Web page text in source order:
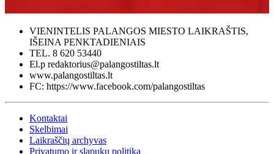
VIENINTELIS PALANGOS MIESTO LAIKRAŠTIS,
IŠEINA PENKTADIENIAIS
TEL. 8 620 53440
El.p redaktorius@palangostiltas.lt
www.palangostiltas.lt
FC: https://www.facebook.com/palangostiltas
Kontaktai
Skelbimai
Laikraščių archyvas
Privatumo ir slapukų politika